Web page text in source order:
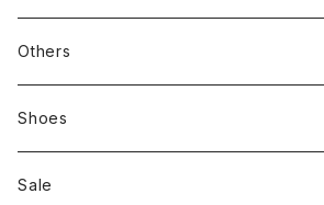
新刊本
Zine、Other
Tees
Sweatshirts
Bag & Accessories
Others
Mixcd
RC SLUM / ROYALTY CLUB
雑貨
Shoes
Sale